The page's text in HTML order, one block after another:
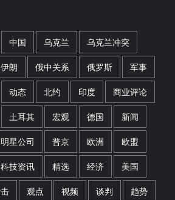
中国 乌克兰 乌克兰冲突
伊朗 俄中关系 俄罗斯 军事
动态 北约 印度 商业评论
土耳其 宏观 德国 新闻
明星公司 普京 欧洲 欧盟
科技资讯 精选 经济 美国
观点 视频 谈判 趋势